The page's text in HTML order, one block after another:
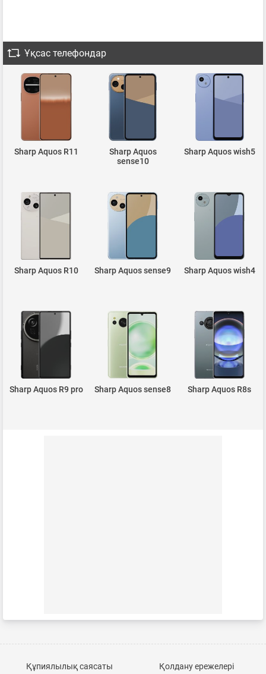
Ұқсас телефондар
Sharp Aquos R11
Sharp Aquos
sense10
Sharp Aquos wish5
Sharp Aquos R10 Sharp Aquos sense9 Sharp Aquos wish4
Sharp Aquos R9 pro Sharp Aquos sense8 Sharp Aquos R8s
Құпиялылық саясаты Қолдану ережелері